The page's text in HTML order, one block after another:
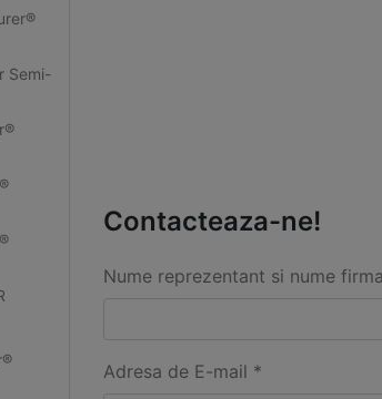
Semi-
Contacteaza-ne!
Nume reprezentant si nume
Adresa de E-mail *